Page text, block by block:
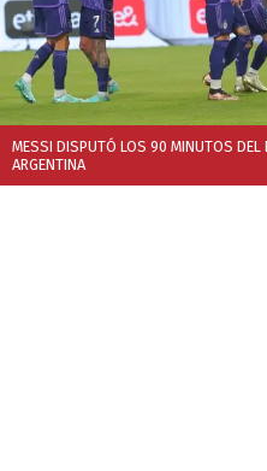
MESSI DISPUTÓ LOS 90 MINUTOS DEL
ARGENTINA